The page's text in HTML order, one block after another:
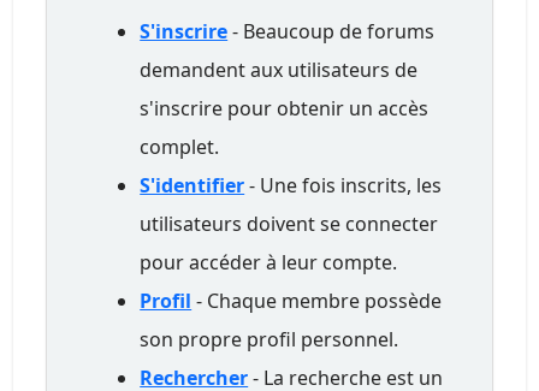
S'inscrire- Beaucoup de forums
demandent aux utilisateurs de
s'inscrire pour obtenir un accès
complet.
S'identifier- Une fois inscrits, les
utilisateurs doivent se connecter
pour accéder à leur compte.
Profil - Chaque membre possède
son propre profil personnel.
Rechercher- La recherche est un